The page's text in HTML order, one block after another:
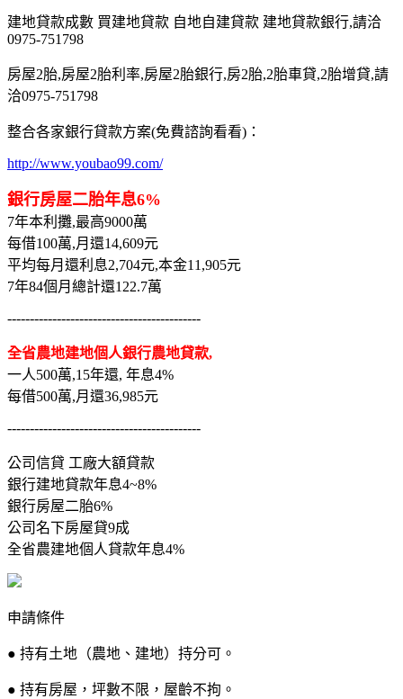
建地貸款成數 買建地貸款 自地自建貸款 建地貸款銀行,請洽
0975-751798
房屋2胎,房屋2胎利率,房屋2胎銀行,房2胎,2胎車貸,2胎增貸,請
洽0975-751798
整合各家銀行貸款方案(免費諮詢看看)：
http://www.youbao99.com/
銀行房屋二胎年息6%
7年本利攤,最高9000萬
每借100萬,月還14,609元
平均每月還利息2,704元,本金11,905元
7年84個月總計還122.7萬
-------------------------------------------
全省農地建地個人銀行農地貸款,
一人500萬,15年還, 年息4%
每借500萬,月還36,985元
-------------------------------------------
公司信貸 工廠大額貸款
銀行建地貸款年息4~8%
銀行房屋二胎6%
公司名下房屋貸9成
全省農建地個人貸款年息4%
申請條件
● 持有土地（農地、建地）持分可。
● 持有房屋，坪數不限，屋齡不拘。